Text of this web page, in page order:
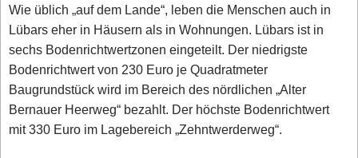
Wie üblich „auf dem Lande“, leben die Menschen auch in
Lübars eher in Häusern als in Wohnungen. Lübars ist in
sechs Bodenrichtwertzonen eingeteilt. Der niedrigste
Bodenrichtwert von 230 Euro je Quadratmeter
Baugrundstück wird im Bereich des nördlichen „Alter
Bernauer Heerweg“ bezahlt. Der höchste Bodenrichtwert
mit 330 Euro im Lagebereich „Zehntwerderweg“.